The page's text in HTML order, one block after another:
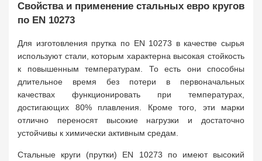
Свойства и применение стальных евро кругов
по EN 10273
Для изготовления прутка по EN 10273 в качестве сырья
используют стали, которым характерна высокая стойкость
к повышенным температурам. То есть они способны
длительное время без потери в первоначальных
качествах функционировать при температурах,
достигающих 80% плавления. Кроме того, эти марки
отлично переносят высокие нагрузки и достаточно
устойчивы к химически активным средам.
Стальные круги (прутки) EN 10273 по имеют высокий